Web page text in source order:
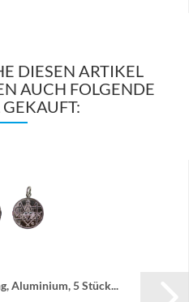
DIESEN ARTIKEL
AUCH FOLGENDE
Alu­mi­ni­um, 5 Stück...